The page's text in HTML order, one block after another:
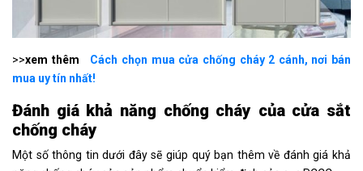
>>xem thêm
Cách chọn mua cửa chống cháy 2 cánh, nơi bán
mua uy tín nhất!
Đánh giá khả năng chống cháy của cửa sắt
chống cháy
Một số thông tin dưới đây sẽ giúp quý bạn thêm về đánh giá khả